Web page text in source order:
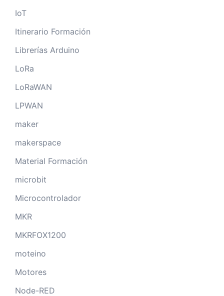
IoT
Itinerario Formación
Librerías Arduino
LoRa
LoRaWAN
LPWAN
maker
makerspace
Material Formación
microbit
Microcontrolador
MKR
MKRFOX1200
moteino
Motores
Node-RED